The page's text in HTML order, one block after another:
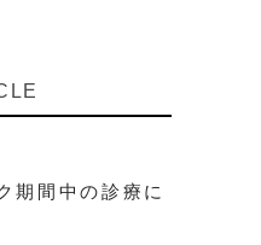
期間中の診療に